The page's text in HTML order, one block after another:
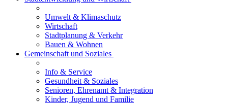
Umwelt & Klimaschutz
Wirtschaft
Stadtplanung & Verkehr
Bauen & Wohnen
Gemeinschaft und Soziales
Info & Service
Gesundheit & Soziales
Senioren, Ehrenamt & Integration
Kinder, Jugend und Familie